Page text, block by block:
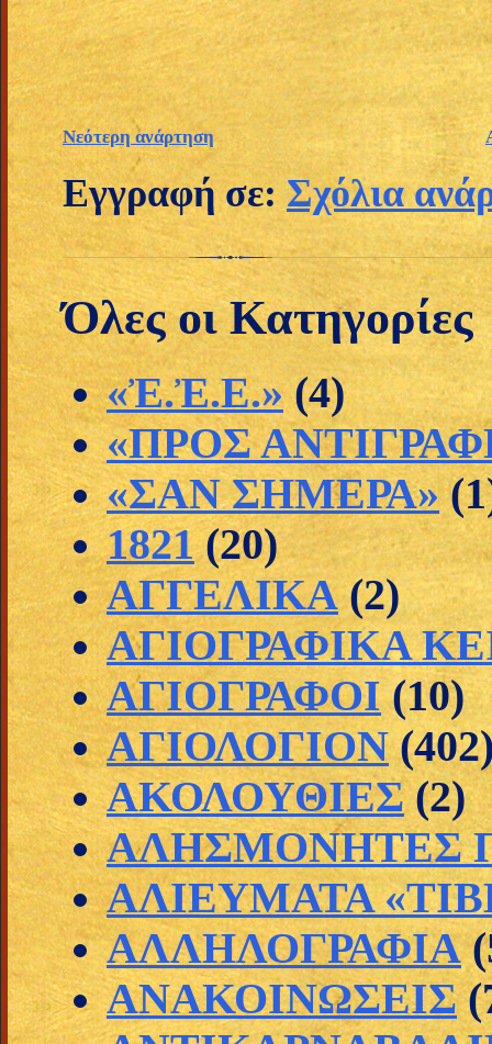
Νεότερη ανάρτηση
Εγγραφή σε:Σχόλια
Όλες οι Κατηγορίες
«Ἐ.Ἐ.Ε.» (4)
«ΠΡΟΣ
«ΣΑΝ ΣΗΜΕΡΑ»
1821 (20)
ΑΓΓΕΛΙΚΑ (2)
ΑΓΙΟΓΡΑΦΙΚΑ
ΑΓΙΟΓΡΑΦΟΙ (10)
ΑΓΙΟΛΟΓΙΟΝ
ΑΚΟΛΟΥΘΙΕΣ (2)
ΑΛΗΣΜΟΝΗΤΕΣ
ΑΛΙΕΥΜΑΤΑ
ΑΛΛΗΛΟΓΡΑΦΙΑ
ΑΝΑΚΟΙΝΩΣΕΙΣ